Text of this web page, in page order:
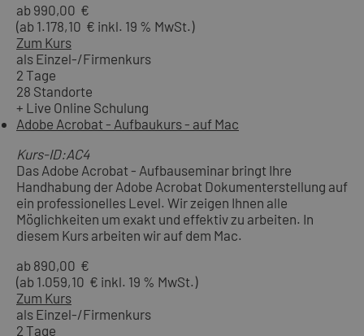
ab 990,00 €
(ab 1.178,10 € inkl. 19 % MwSt.)
Zum Kurs
als Einzel-/Firmenkurs
2 Tage
28 Standorte
+ Live Online Schulung
Adobe Acrobat - Aufbaukurs - auf Mac
Kurs-ID:AC4
Das Adobe Acrobat - Aufbauseminar bringt Ihre
Handhabung der Adobe Acrobat Dokumenterstellung auf
ein professionelles Level. Wir zeigen Ihnen alle
Möglichkeiten um exakt und effektiv zu arbeiten. In
diesem Kurs arbeiten wir auf dem Mac.
ab 890,00 €
(ab 1.059,10 € inkl. 19 % MwSt.)
Zum Kurs
als Einzel-/Firmenkurs
2 Tage